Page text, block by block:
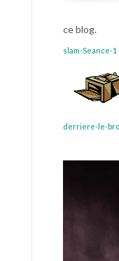
ce blog.
slam-Seance-1
derriere-le-